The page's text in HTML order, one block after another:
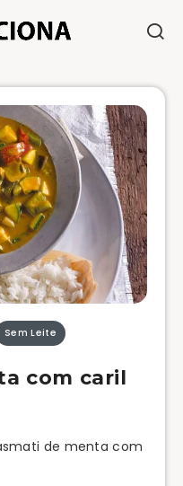
Sem Leite
com caril
de menta com